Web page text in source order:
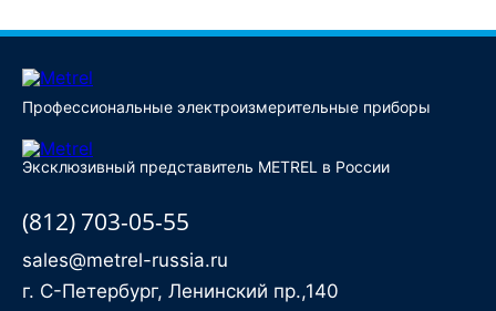
Профессиональные электроизмерительные приборы
Эксклюзивный представитель METREL в России
(812) 703-05-55
sales@metrel-russia.ru
г. С-Петербург, Ленинский пр.,140